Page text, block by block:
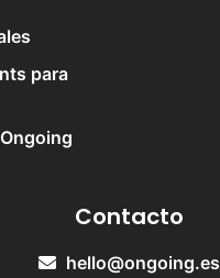
para
Contacto
hello@ongoing.es